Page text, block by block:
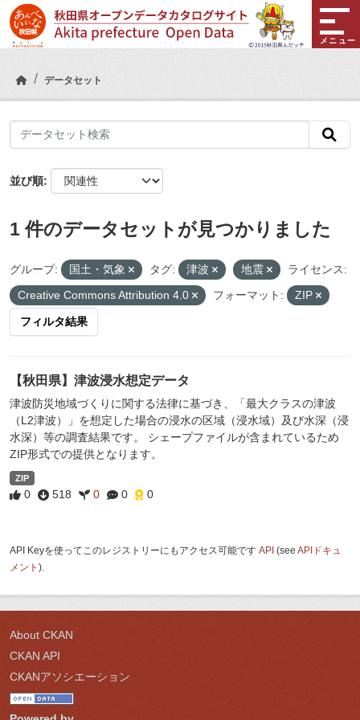
Skip to main content
メニュー
データセット
並び順
1 件のデータセットが見つかりました
グループ: 国土・気象 タグ: 津波 地震
ライセンス:
Creative Commons Attribution 4.0
フォーマット: ZIP
フィルタ結果
【秋田県】津波浸水想定データ
津波防災地域づくりに関する法律に基づき、「最大クラスの津波
（L2津波）」を想定した場合の浸水の区域（浸水域）及び水深（浸
水深）等の調査結果です。 シェープファイルが含まれているため
ZIP形式での提供となります。
ZIP
0 518 0 0 0
API Keyを使ってこのレジストリーにもアクセス可能です API (see APIドキュ
メント ).
About CKAN
CKAN API
CKANアソシエーション